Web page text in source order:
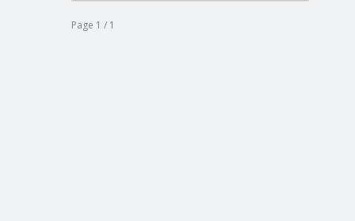
Page 1 / 1